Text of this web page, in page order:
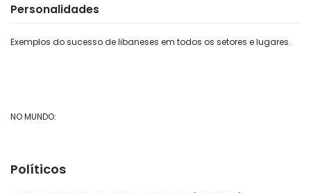
Personalidades
Exemplos do sucesso de libaneses em todos os setores e lugares.
NO MUNDO:
Políticos